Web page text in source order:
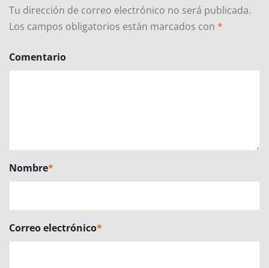
Tu dirección de correo electrónico no será publicada.
Los campos obligatorios están marcados con *
Comentario
Nombre*
Correo electrónico*